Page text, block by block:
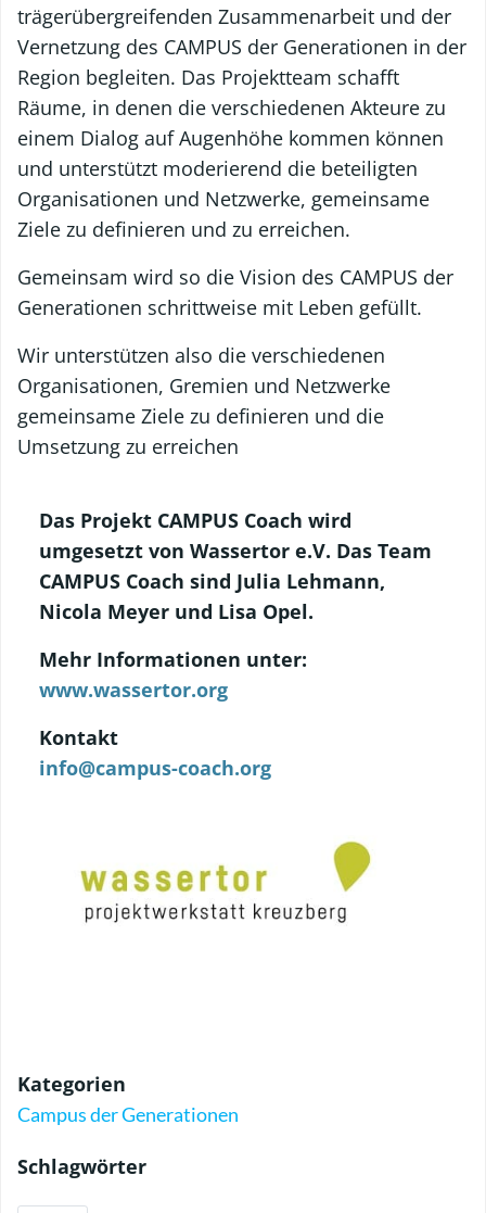
trägerübergreifenden Zusammenarbeit und der
Vernetzung des CAMPUS der Generationen in der
Region begleiten. Das Projektteam schafft
Räume, in denen die verschiedenen Akteure zu
einem Dialog auf Augenhöhe kommen können
und unterstützt moderierend die beteiligten
Organisationen und Netzwerke, gemeinsame
Ziele zu definieren und zu erreichen.
Gemeinsam wird so die Vision des CAMPUS der
Generationen schrittweise mit Leben gefüllt.
Wir unterstützen also die verschiedenen
Organisationen, Gremien und Netzwerke
gemeinsame Ziele zu definieren und die
Umsetzung zu erreichen
Das Projekt CAMPUS Coach wird
umgesetzt von Wassertor e.V. Das Team
CAMPUS Coach sind Julia Lehmann,
Nicola Meyer und Lisa Opel.
Mehr Informationen unter:
www.wassertor.org
Kontakt
info@campus-coach.org
Kategorien
Campus der Generationen
Schlagwörter